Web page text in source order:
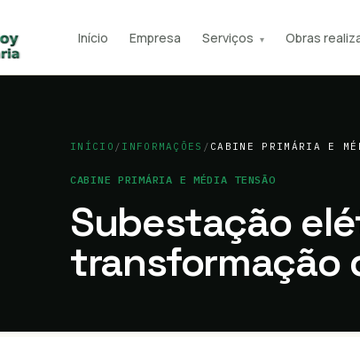
Início Empresa Serviços ▾ Obras
INÍCIO / INFORMAÇÕES / CABINE PRIMÁRIA E
CABINE PRIMÁRIA E MÉDIA TENSÃO
Subestação
transformação